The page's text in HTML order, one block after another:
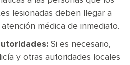
lesionadas deben llegar a
médica de inmediato.
Si es necesario,
y otras autoridades locales